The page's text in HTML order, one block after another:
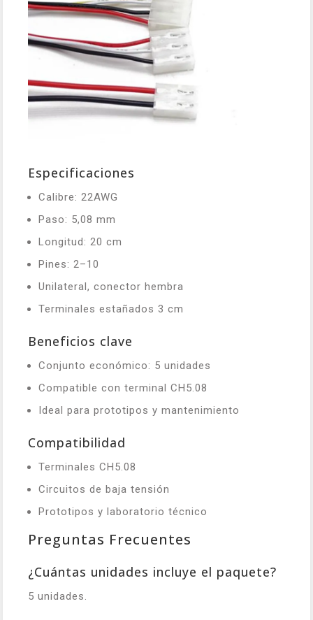
Especificaciones
Calibre: 22AWG
Paso: 5,08 mm
Longitud: 20 cm
Pines: 2–10
Unilateral, conector hembra
Terminales estañados 3 cm
Beneficios clave
Conjunto económico: 5 unidades
Compatible con terminal CH5.08
Ideal para prototipos y mantenimiento
Compatibilidad
Terminales CH5.08
Circuitos de baja tensión
Prototipos y laboratorio técnico
Preguntas Frecuentes
¿Cuántas unidades incluye el paquete?
5 unidades.